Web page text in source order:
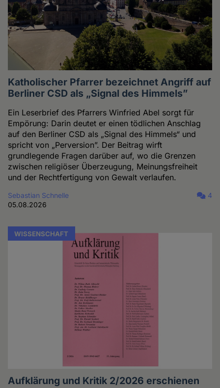
Katholischer Pfarrer bezeichnet Angriff auf
Berliner CSD als „Signal des Himmels”
Ein Leserbrief des Pfarrers Winfried Abel sorgt für
Empörung: Darin deutet er einen tödlichen Anschlag
auf den Berliner CSD als „Signal des Himmels“ und
spricht von „Perversion”. Der Beitrag wirft
grundlegende Fragen darüber auf, wo die Grenzen
zwischen religiöser Überzeugung, Meinungsfreiheit
und der Rechtfertigung von Gewalt verlaufen.
Sebastian Schnelle
05.08.2026
4
WISSENSCHAFT
Aufklärung und Kritik 2/2026 erschienen